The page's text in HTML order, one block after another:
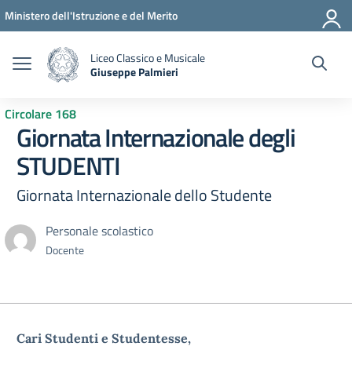
Vai ai contenuti
Vai al menu di navigazione
Vai al footer
Ministero dell'Istruzione e del Merito
Liceo Classico e Musicale
Giuseppe Palmieri
Circolare 168
Giornata Internazionale degli
STUDENTI
Giornata Internazionale dello Studente
Personale scolastico
Docente
Cari Studenti e Studentesse,